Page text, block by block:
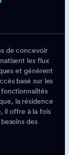
de concevoir
les flux
et génèrent
basé sur les
la résidence
il offre à la fois
des